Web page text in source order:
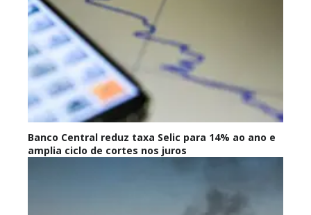
Banco Central reduz taxa Selic para 14% ao ano e
amplia ciclo de cortes nos juros